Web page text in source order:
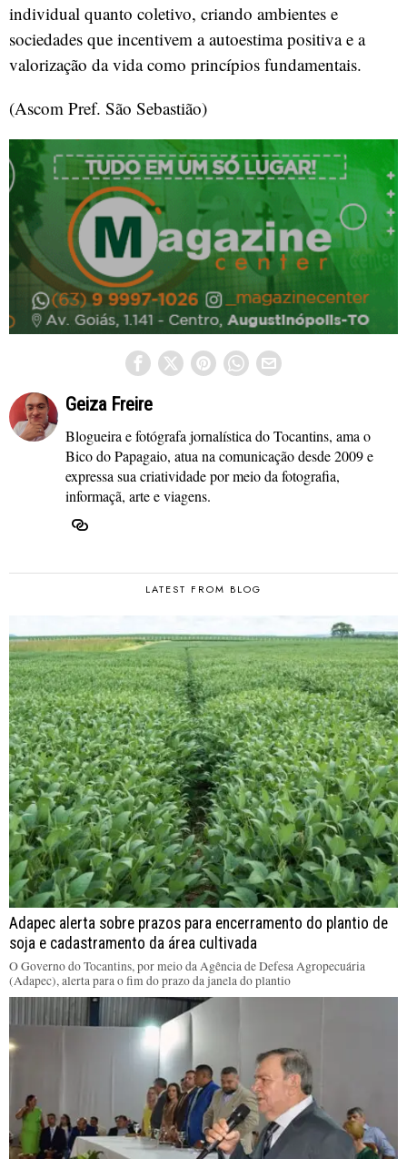
individual quanto coletivo, criando ambientes e
sociedades que incentivem a autoestima positiva e a
valorização da vida como princípios fundamentais.
(Ascom Pref. São Sebastião)
Geiza Freire
Blogueira e fotógrafa jornalística do Tocantins, ama o
Bico do Papagaio, atua na comunicação desde 2009 e
expressa sua criatividade por meio da fotografia,
informaçã, arte e viagens.
LATEST FROM BLOG
Adapec alerta sobre prazos para encerramento do plantio de
soja e cadastramento da área cultivada
O Governo do Tocantins, por meio da Agência de Defesa Agropecuária
(Adapec), alerta para o fim do prazo da janela do plantio